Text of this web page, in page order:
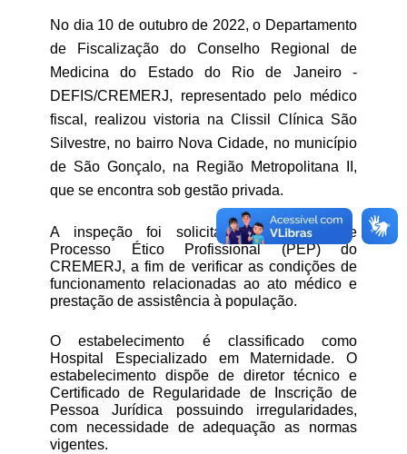
No dia 10 de outubro de 2022, o Departamento
de Fiscalização do Conselho Regional de
Medicina do Estado do Rio de Janeiro -
DEFIS/CREMERJ, representado pelo médico
fiscal, realizou vistoria na Clissil Clínica São
Silvestre, no bairro Nova Cidade, no município
de São Gonçalo, na Região Metropolitana II,
que se encontra sob gestão privada.
A inspeção foi solicitada pelo setor de
Processo Ético Profissional (PEP) do
CREMERJ, a fim de verificar as condições de
funcionamento relacionadas ao ato médico e
prestação de assistência à população.
O estabelecimento é classificado como
Hospital Especializado em Maternidade. O
estabelecimento dispõe de diretor técnico e
Certificado de Regularidade de Inscrição de
Pessoa Jurídica possuindo irregularidades,
com necessidade de adequação as normas
vigentes.